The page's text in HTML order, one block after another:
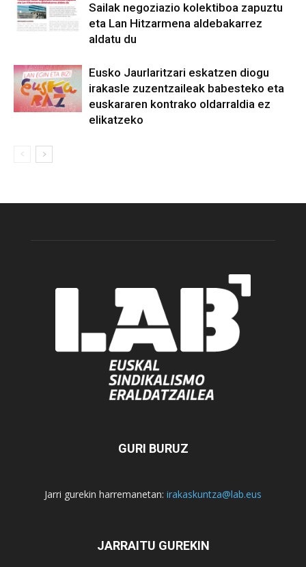
Sailak negoziazio kolektiboa zapuztu
eta Lan Hitzarmena aldebakarrez
aldatu du
Eusko Jaurlaritzari eskatzen diogu
irakasle zuzentzaileak babesteko eta
euskararen kontrako oldarraldia ez
elikatzeko
GURI BURUZ
Jarri gurekin harremanetan: irakaskuntza@lab.eus
JARRAITU GUREKIN